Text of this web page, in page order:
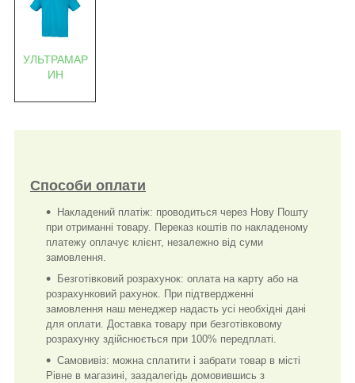
УЛЬТРАМАР
ИН
Способи оплати
Накладений платіж: проводиться через Нову Пошту
при отриманні товару. Переказ коштів по накладеному
платежу оплачує клієнт, незалежно від суми
замовлення.
Безготівковий розрахунок: оплата на карту або на
розрахунковий рахунок. При підтвердженні
замовлення наш менеджер надасть усі необхідні дані
для оплати. Доставка товару при безготівковому
розрахунку здійснюється при 100% передплаті.
Самовивіз: можна сплатити і забрати товар в місті
Рівне в магазині, заздалегідь домовившись з